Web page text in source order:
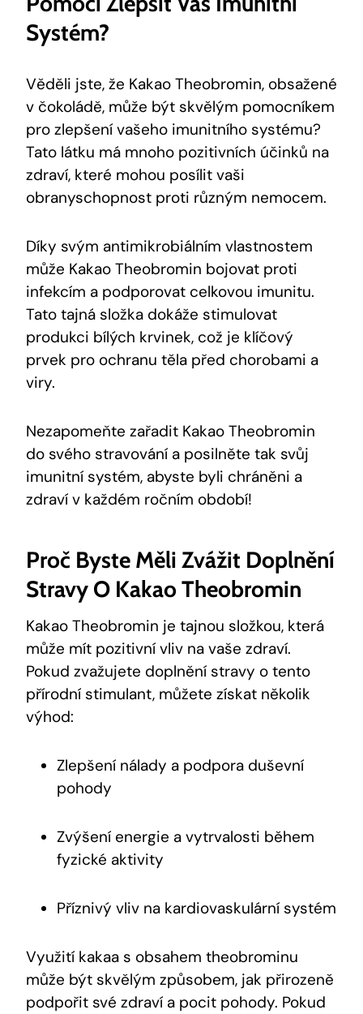
Systém?
Věděli jste, že Kakao Theobromin, obsažené
v čokoládě, může být skvělým pomocníkem
pro zlepšení vašeho ‌imunitního systému?
Tato⁤ látku má mnoho pozitivních účinků na
zdraví, které mohou posílit vaši
obranyschopnost proti různým nemocem.
Díky svým antimikrobiálním vlastnostem
může Kakao ⁤Theobromin bojovat proti
infekcím a podporovat celkovou imunitu.
Tato ‍tajná složka ‌dokáže stimulovat
produkci bílých krvinek, což je klíčový
prvek pro ochranu těla před chorobami a
viry.
Nezapomeňte zařadit Kakao Theobromin⁤
do svého ⁤stravování a posilněte tak svůj
imunitní systém, abyste byli chráněni a
zdraví v každém ročním období!
Proč Byste Měli Zvážit Doplnění
Stravy O Kakao Theobromin
Kakao Theobromin je⁣ tajnou složkou, která
může mít pozitivní vliv na vaše zdraví.
Pokud⁤ zvažujete doplnění stravy o tento
přírodní stimulant, můžete získat několik
výhod:
Zlepšení​ nálady a podpora duševní
pohody
Zvýšení energie a vytrvalosti během
fyzické ⁤aktivity
Příznivý vliv na kardiovaskulární systém
Využití kakaa s obsahem theobrominu
může být skvělým‌ způsobem, jak přirozeně
podpořit své zdraví a pocit pohody. Pokud